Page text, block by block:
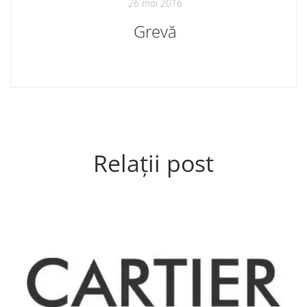
26 mai 2016
Grevă
Relații post